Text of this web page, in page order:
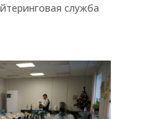
служба